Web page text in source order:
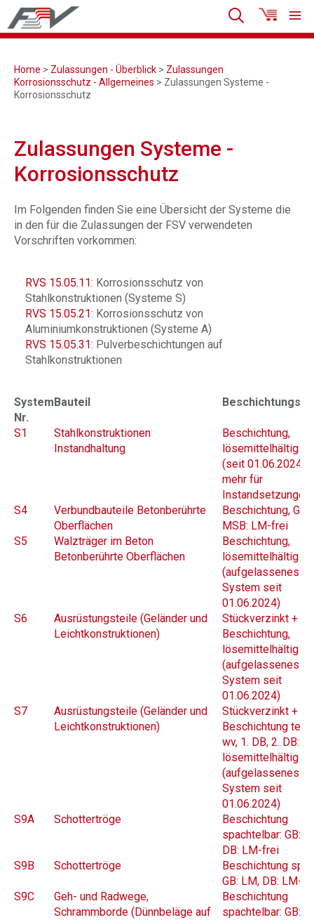
Home > Zulassungen - Überblick > Zulassungen
Korrosionsschutz - Allgemeines > Zulassungen Systeme -
Korrosionsschutz
Zulassungen Systeme -
Korrosionsschutz
Im Folgenden finden Sie eine Übersicht der Systeme die
in den für die Zulassungen der FSV verwendeten
Vorschriften vorkommen:
RVS 15.05.11: Korrosionsschutz von
Stahlkonstruktionen (Systeme S)
RVS 15.05.21: Korrosionsschutz von
Aluminiumkonstruktionen (Systeme A)
RVS 15.05.31: Pulverbeschichtungen auf
Stahlkonstruktionen
System
Nr.
Bauteil
S1
Stahlkonstruktionen
Instandhaltung
Beschichtung,
lösemittelhältig
(seit 01.06.2024
mehr für
Instandsetzungen)
S4
Verbundbauteile Betonberührte
Oberflächen
Beschichtung, GB:
MSB: LM-frei
S5
Walzträger im Beton
Betonberührte Oberflächen
Beschichtung,
lösemittelhältig
(aufgelassenes
System seit
01.06.2024)
S6
Ausrüstungsteile (Geländer und
Leichtkonstruktionen)
Stückverzinkt +
Beschichtung,
lösemittel­hältig
(aufgelassenes
System seit
01.06.2024)
S7
Ausrüstungsteile (Geländer und
Leichtkonstruktionen)
Stückverzinkt +
Beschichtung
wv, 1. DB, 2. DB:
lösemittelhältig
(aufgelassenes
System seit
01.06.2024)
S9A
Schottertröge
Beschichtung
spachtelbar: GB:
DB: LM-frei
S9B
Schottertröge
Beschichtung
GB: LM, DB: LM-
S9C
Geh- und Radwege,
Schrammborde (Dünnbeläge auf
Beschichtung
spachtelbar: GB: